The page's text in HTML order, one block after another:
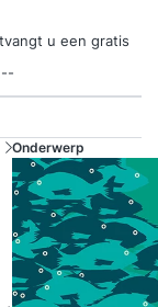
het
met
ons, wat jij
tot
een
mag
u een gratis
Onderwerp